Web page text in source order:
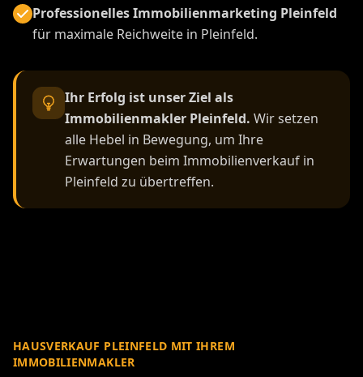
Professionelles Immobilienmarketing Pleinfeld
für maximale Reichweite in Pleinfeld.
Ihr Erfolg ist unser Ziel als
Immobilienmakler Pleinfeld. Wir setzen
alle Hebel in Bewegung, um Ihre
Erwartungen beim Immobilienverkauf in
Pleinfeld zu übertreffen.
HAUSVERKAUF PLEINFELD MIT IHREM
IMMOBILIENMAKLER